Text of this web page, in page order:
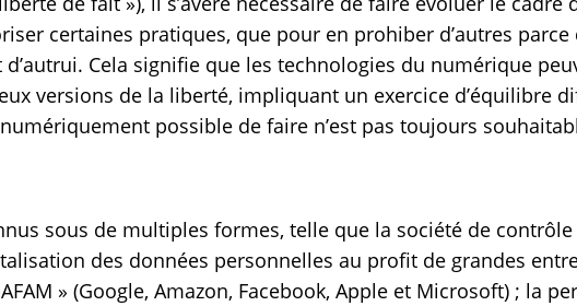
certaines pratiques, que pour en prohiber d’autres parce
Cela signifie que les technologies du numérique
versions de la liberté, impliquant un exercice d’équilibre
possible de faire n’est pas toujours
sous de multiples formes, telle que la société de contrôle
des données personnelles au profit de grandes
» (Google, Amazon, Facebook, Apple et Microsoft) ; la